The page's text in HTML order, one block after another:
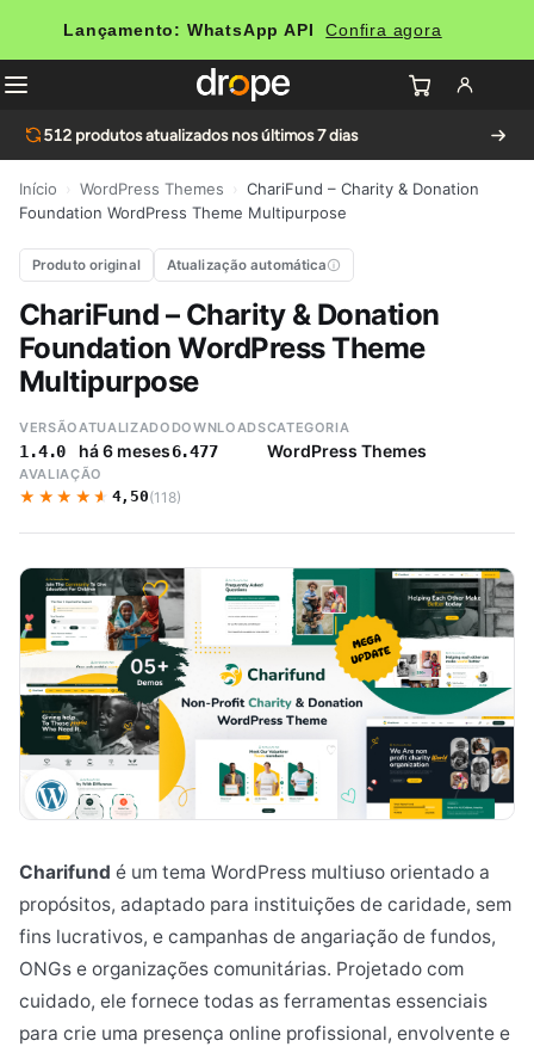
Lançamento: WhatsApp API Confira agora
512 produtos atualizados nos últimos 7 dias
Início WordPress Themes
ChariFund – Charity & Donation
Foundation WordPress Theme Multipurpose
Produto original Atualização automática
ChariFund – Charity & Donation
Foundation WordPress Theme
Multipurpose
VERSÃO
1.4.0
ATUALIZADO
há 6 meses
DOWNLOADS
6.477
CATEGORIA
WordPress Themes
AVALIAÇÃO
★★★★★
★★★★★ 4,50(118)
Charifund é um tema WordPress multiuso orientado a
propósitos, adaptado para instituições de caridade, sem
fins lucrativos, e campanhas de angariação de fundos,
ONGs e organizações comunitárias. Projetado com
cuidado, ele fornece todas as ferramentas essenciais
para crie uma presença online profissional, envolvente e